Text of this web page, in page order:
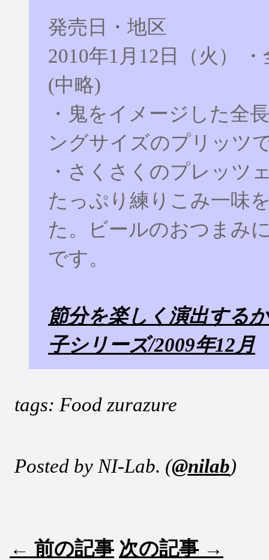
発売日・地区
2010年1月12日（火） ・
(中略)
・鬼をイメージした全
ングサイズのプリッツ
・さくさくのプレッツ
たっぷり練りこみ一味
た。ビールのおつまみ
です。
節分を楽しく演出する
子シリーズ/2009年12月
tags: Food zurazure
Posted by NI-Lab. (@nilab)
← 前の記事 次の記事 →